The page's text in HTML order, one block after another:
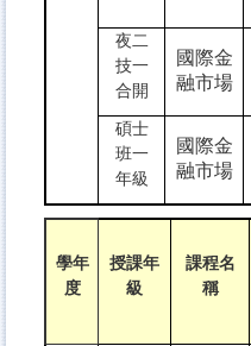
夜二
技一
合開
國際金
融市場
碩士
班一
年級
國際金
融市場
學年
度
授課年
級
課程名
稱